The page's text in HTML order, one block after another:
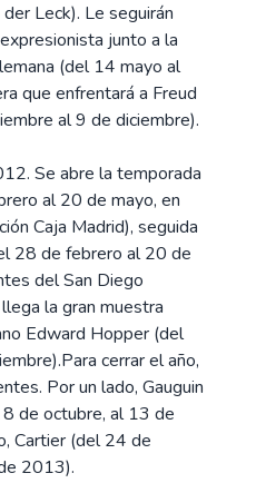
Leck). Le seguirán
junto a la
(del 14 mayo al
que enfrentará a Freud
al 9 de diciembre).
Se abre la temporada
al 20 de mayo, en
Caja Madrid), seguida
28 de febrero al 20 de
del San Diego
la gran muestra
Edward Hopper (del
cerrar el año,
Por un lado, Gauguin
de octubre, al 13 de
Cartier (del 24 de
2013).